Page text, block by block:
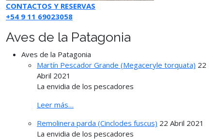
CONTACTOS Y RESERVAS
+54 9 11 69023058
Aves de la Patagonia
Aves de la Patagonia
Martín Pescador Grande (Megaceryle torquata) 22
Abril 2021
La envidia de los pescadores
Leer más…
Remolinera parda (Cinclodes fuscus) 22 Abril 2021
La envidia de los pescadores